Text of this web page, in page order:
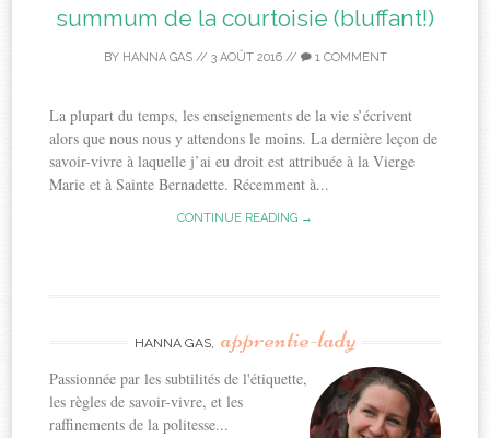
summum de la courtoisie (bluffant!)
BY HANNA GAS// 3 AOÛT 2016// 1 COMMENT
La plupart du temps, les enseignements de la vie s’écrivent
alors que nous nous y attendons le moins. La dernière leçon de
savoir-vivre à laquelle j’ai eu droit est attribuée à la Vierge
Marie et à Sainte Bernadette. Récemment à...
CONTINUE READING →
HANNA GAS, apprentie-lady
Passionnée par les subtilités de l'étiquette,
les règles de savoir-vivre, et les
raffinements de la politesse...